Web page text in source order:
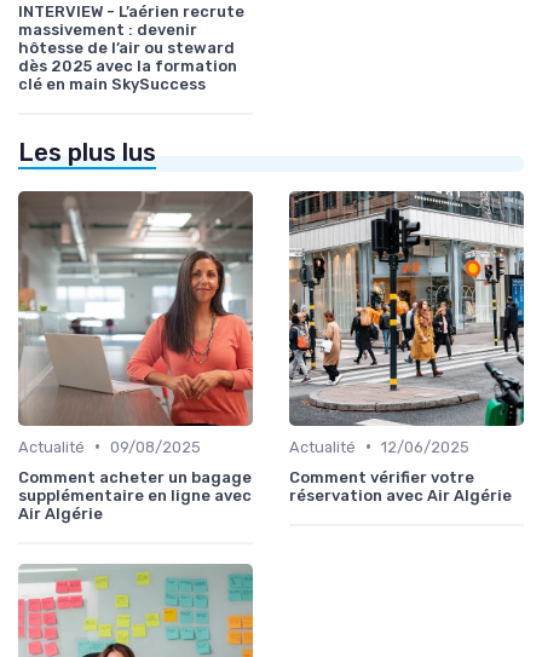
INTERVIEW - L’aérien recrute
massivement : devenir
hôtesse de l’air ou steward
dès 2025 avec la formation
clé en main SkySuccess
Les plus lus
Actualité • 09/08/2025
Comment acheter un bagage
supplémentaire en ligne avec
Air Algérie
Actualité • 12/06/2025
Comment vérifier votre
réservation avec Air Algérie